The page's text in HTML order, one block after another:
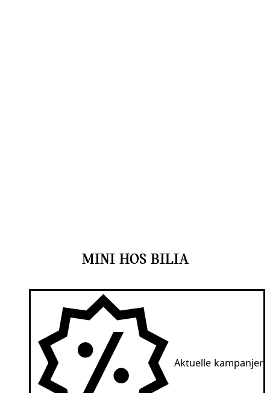
MINI HOSBILIA
Aktuelle kampanjer